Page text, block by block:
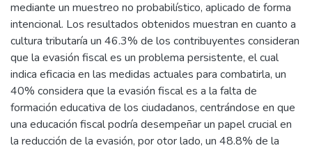
mediante un muestreo no probabilístico, aplicado de forma
intencional. Los resultados obtenidos muestran en cuanto a
cultura tributaría un 46.3% de los contribuyentes consideran
que la evasión fiscal es un problema persistente, el cual
indica eficacia en las medidas actuales para combatirla, un
40% considera que la evasión fiscal es a la falta de
formación educativa de los ciudadanos, centrándose en que
una educación fiscal podría desempeñar un papel crucial en
la reducción de la evasión, por otor lado, un 48.8% de la